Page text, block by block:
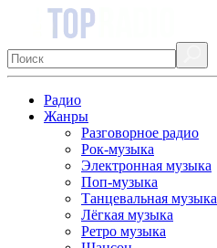
Радио
Жанры
Разговорное радио
Рок-музыка
Электронная музыка
Поп-музыка
Танцевальная музыка
Лёгкая музыка
Ретро музыка